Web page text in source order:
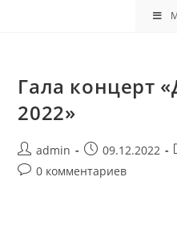
Гала концерт
2022»
admin 09.12.2022
0 комментариев